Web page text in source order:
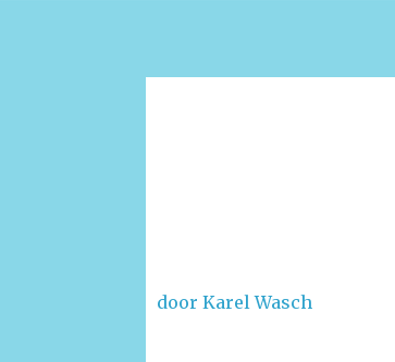
door Karel Wasch